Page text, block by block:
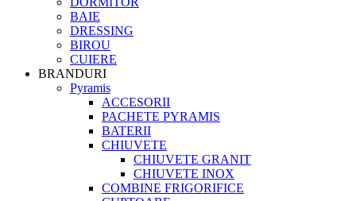
BAIE
DRESSING
BIROU
CUIERE
BRANDURI
Pyramis
ACCESORII
PACHETE PYRAMIS
BATERII
CHIUVETE
CHIUVETE GRANIT
CHIUVETE INOX
COMBINE FRIGORIFICE